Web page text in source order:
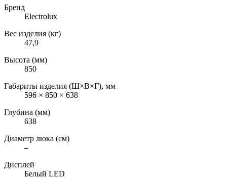
Бренд
Electrolux
Вес изделия (кг)
47,9
Высота (мм)
850
Габариты изделия (Ш×В×Г), мм
596 × 850 × 638
Глубина (мм)
638
Диаметр люка (см)
–
Дисплей
Белый LED